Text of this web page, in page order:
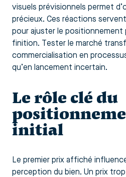
visuels prévisionnels permet
précieux. Ces réactions
pour ajuster le positionnement
finition. Tester le marché
commercialisation en
qu’en lancement incertain.
Le rôle clé du
initial
Le premier prix affiché
perception du bien. Un prix